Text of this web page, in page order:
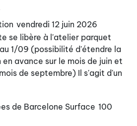
vendredi 12 juin 2026
se libère à l'atelier parquet
1/09 (possibilité d'étendre la
avance sur le mois de juin et
de septembre) Il s'agit d'un
de Barcelone Surface 100